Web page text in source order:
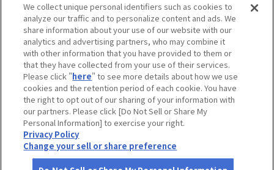
個人情報の取り扱いについて
会員優待サービスの提携をご検討の方へ
JAFホームページ
© JAPAN AUTOMOBILE FEDERATION. All rights reserved.
We collect unique personal identifiers such as cookies to
analyze our traffic and to personalize content and ads. We
share information about your use of our website with our
analytics and advertising partners, who may combine it
with other information that you have provided to them or
that they have collected from your use of their services.
Please click "here" to see more details about how we use
cookies and the retention period of each cookie. You have
the right to opt out of our sharing of your information with
our partners. Please click [Do Not Sell or Share My
Personal Information] to exercise your right.
Privacy Policy
Change your sell or share preference